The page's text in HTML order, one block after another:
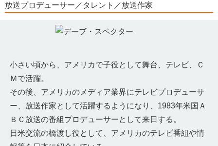
放送プロデューサー／タレント／放送作家
小さい頃から、アメリカで子役として舞台、テレビ、Ｃ
Ｍで活躍。
その後、アメリカのメディア業界にテレビプロデューサ
ー、放送作家として活躍するようになり、1983年米国Ａ
ＢＣ放送の番組プロデューサーとして来日する。
日米交流の橋渡し役として、アメリカのテレビ番組や情